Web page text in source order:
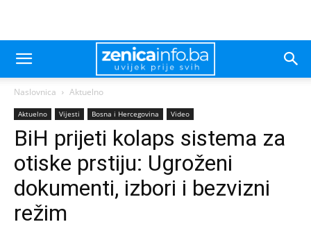
Naslovnica Aktuelno
Aktuelno Vijesti Bosna i Hercegovina Video
BiH prijeti kolaps sistema za
otiske prstiju: Ugroženi
dokumenti, izbori i bezvizni
režim